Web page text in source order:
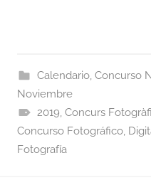
Calendario, Concurso
Noviembre
2019, Concurs
Concurso Fotográfico,
Fotografía